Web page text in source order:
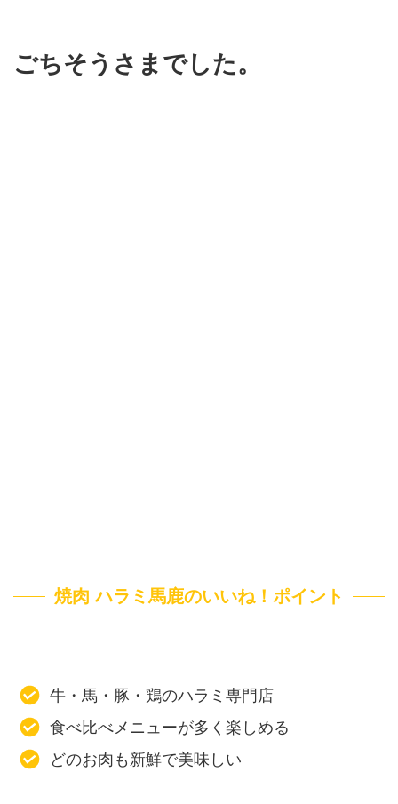
ごちそうさまでした。
焼肉 ハラミ馬鹿のいいね！ポイント
牛・馬・豚・鶏のハラミ専門店
食べ比べメニューが多く楽しめる
どのお肉も新鮮で美味しい